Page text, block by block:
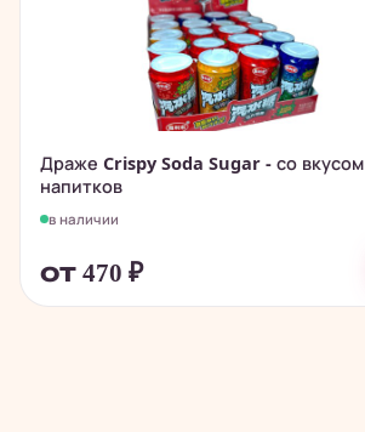
Драже Crispy Soda Sugar - со вкусом
напитков
в наличии
от 470 ₽